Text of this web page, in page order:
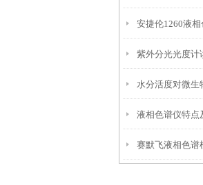
的主要原因
安捷伦1260液
紫外分光光度计
水分活度对微生
反应的影响
液相色谱仪特点
赛默飞液相色谱